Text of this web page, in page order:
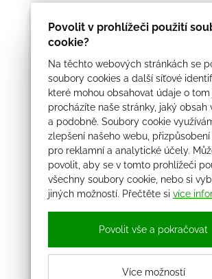
Povolit v prohlížeči použití
cookie?
Na těchto webových stránkách se
soubory cookies a další síťové
které mohou obsahovat údaje o tom
procházíte naše stránky, jaký obsah
a podobně. Soubory cookie
zlepšení našeho webu, přizpůsobení
pro reklamní a analytické účely.
povolit, aby se v tomto prohlížeči
všechny soubory cookie, nebo si
jiných možností. Přečtěte si více
Povolit vše a pokračovat
Více možností